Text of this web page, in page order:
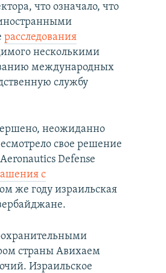
что означало, что
расследования
несколькими
международных
службу
неожиданно
свое решение
Defense
с
же году израильская
страны Авихаем
Израильское